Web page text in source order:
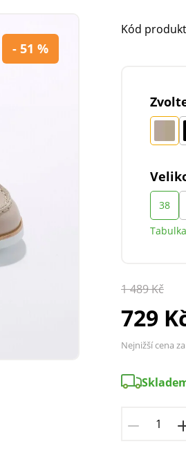
- 51 %
Kód
38
1 489 Kč
729
Nejnižší cena